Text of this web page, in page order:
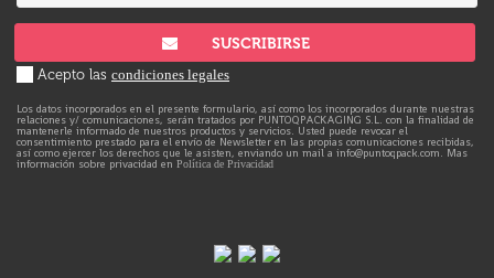
Acepto las condiciones legales
Los datos incorporados en el presente formulario, así como los incorporados durante nuestras
relaciones y/ comunicaciones, serán tratados por PUNTOQPACKAGING S.L. con la finalidad de
mantenerle informado de nuestros productos y servicios. Usted puede revocar el
consentimiento prestado para el envío de Newsletter en las propias comunicaciones recibidas,
así como ejercer los derechos que le asisten, enviando un mail a info@puntoqpack.com. Mas
información sobre privacidad en Política de Privacidad